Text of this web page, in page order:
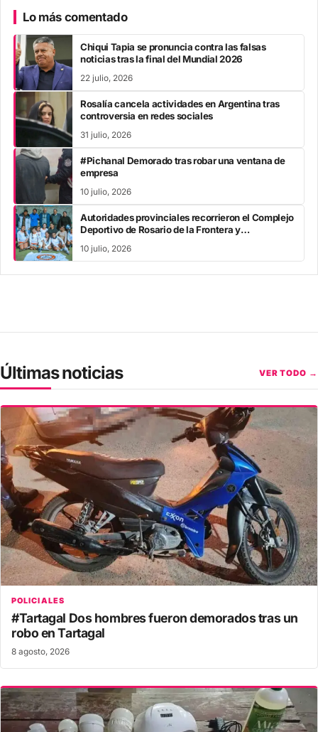
Lo más comentado
Chiqui Tapia se pronuncia contra las falsas
noticias tras la final del Mundial 2026
22 julio, 2026
Rosalía cancela actividades en Argentina tras
controversia en redes sociales
31 julio, 2026
#Pichanal Demorado tras robar una ventana de
empresa
10 julio, 2026
Autoridades provinciales recorrieron el Complejo
Deportivo de Rosario de la Frontera y
10 julio, 2026
Últimas noticias VER TODO →
POLICIALES
#Tartagal Dos hombres fueron demorados tras un
robo en Tartagal
8 agosto, 2026